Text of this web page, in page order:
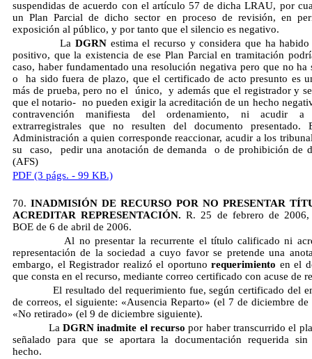
suspendidas de acuerdo con el artículo 57 de dicha LRAU, por
un Plan Parcial de dicho sector en proceso de revisión, en
exposición al público, y por tanto que el silencio es negativo.
La DGRNestima el recurso y considera que ha habido
positivo, que la existencia de ese Plan Parcial en tramitación
caso, haber fundamentado una resolución negativa pero que no ha
o ha sido fuera de plazo, que el certificado de acto presunto es
más de prueba, pero no el único, y además que el registrador y
que el notario- no pueden exigir la acreditación de un hecho
contravención manifiesta del ordenamiento, ni acudir a
extrarregistrales que no resulten del documento
Administración a quien corresponde reaccionar, acudir a los
su caso, pedir una anotación de demanda o de prohibición de
(AFS)
PDF (3 págs. - 99 KB.)
70. INADMISIÓN DE RECURSO POR NO PRESENTAR
ACREDITAR REPRESENTACIÓN.R. 25 de febrero de 2006,
BOE de 6 de abril de 2006.
Al no presentar la recurrente el título calificado ni
representación de la sociedad a cuyo favor se pretende una
embargo, el Registrador realizó el oportunorequerimiento en el
que consta en el recurso, mediante correo certificado con acuse de
El resultado del requerimiento fue, según certificado del
de correos, el siguiente: «Ausencia Reparto» (el 7 de diciembre
«No retirado» (el 9 de diciembre siguiente).
LaDGRN inadmite el recurso por haber transcurrido el
señalado para que se aportara la documentación requerida sin
hecho.